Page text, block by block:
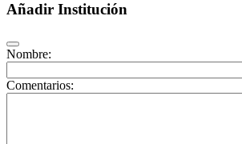
Añadir Institución
Nombre:
Comentarios: